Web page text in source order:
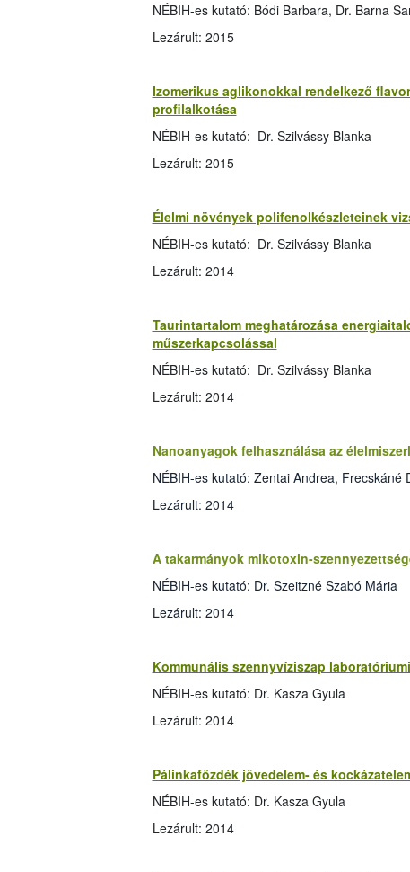
NÉBIH-es kutató: Bódi Barbara, Dr. Barna
Lezárult: 2015
Izomerikus aglikonokkal rendelkező
profilalkotása
NÉBIH-es kutató: Dr. Szilvássy Blanka
Lezárult: 2015
Élelmi növények polifenolkészleteinek
NÉBIH-es kutató: Dr. Szilvássy Blanka
Lezárult: 2014
Taurintartalom meghatározása
műszerkapcsolással
NÉBIH-es kutató: Dr. Szilvássy Blanka
Lezárult: 2014
Nanoanyagok felhasználása az
NÉBIH-es kutató: Zentai Andrea, Frecskáné
Lezárult: 2014
A takarmányok mikotoxin-
NÉBIH-es kutató: Dr. Szeitzné Szabó Mária
Lezárult: 2014
Kommunális szennyvíziszap
NÉBIH-es kutató: Dr. Kasza Gyula
Lezárult: 2014
Pálinkafőzdék jövedelem- és
NÉBIH-es kutató: Dr. Kasza Gyula
Lezárult: 2014